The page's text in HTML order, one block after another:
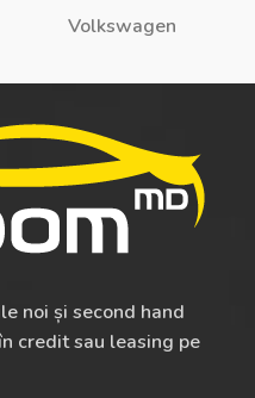
Volkswagen
noi și second hand
credit sau leasing pe